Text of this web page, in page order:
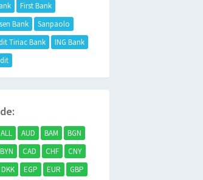
First Bank
Bank
Sanpaolo
Tiriac Bank
ING Bank
ALL AUD BAM
BGN
BYN CAD CHF
CNY
DKK EGP EUR
GBP